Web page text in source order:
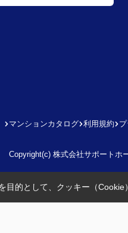
マンションカタログ 利用規約
Copyright(c) 株式会社サポートホ
的として、クッキー（Cookie